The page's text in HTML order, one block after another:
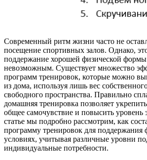
Современный ритм жизни часто не
посещение спортивных залов. Однако,
поддержание хорошей физической формы
невозможным. Существует множество
программ тренировок, которые можно
из дома, используя лишь вес
свободного пространства. Правильно
домашняя тренировка позволяет
общее самочувствие и повысить уровень
статье мы подробно рассмотрим, как
программу тренировок для
условиях, учитывая различные уровни
индивидуальные потребности.